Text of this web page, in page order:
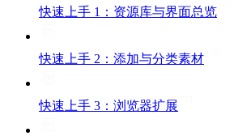
快速上手 1：资源库与界面总览
快速上手 2：添加与分类素材
快速上手 3：浏览器扩展